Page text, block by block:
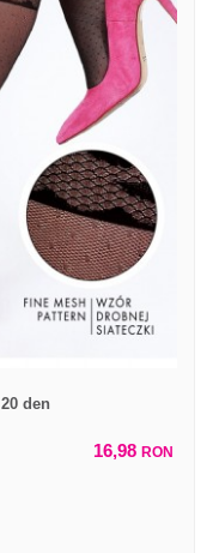
den
16,98 RON